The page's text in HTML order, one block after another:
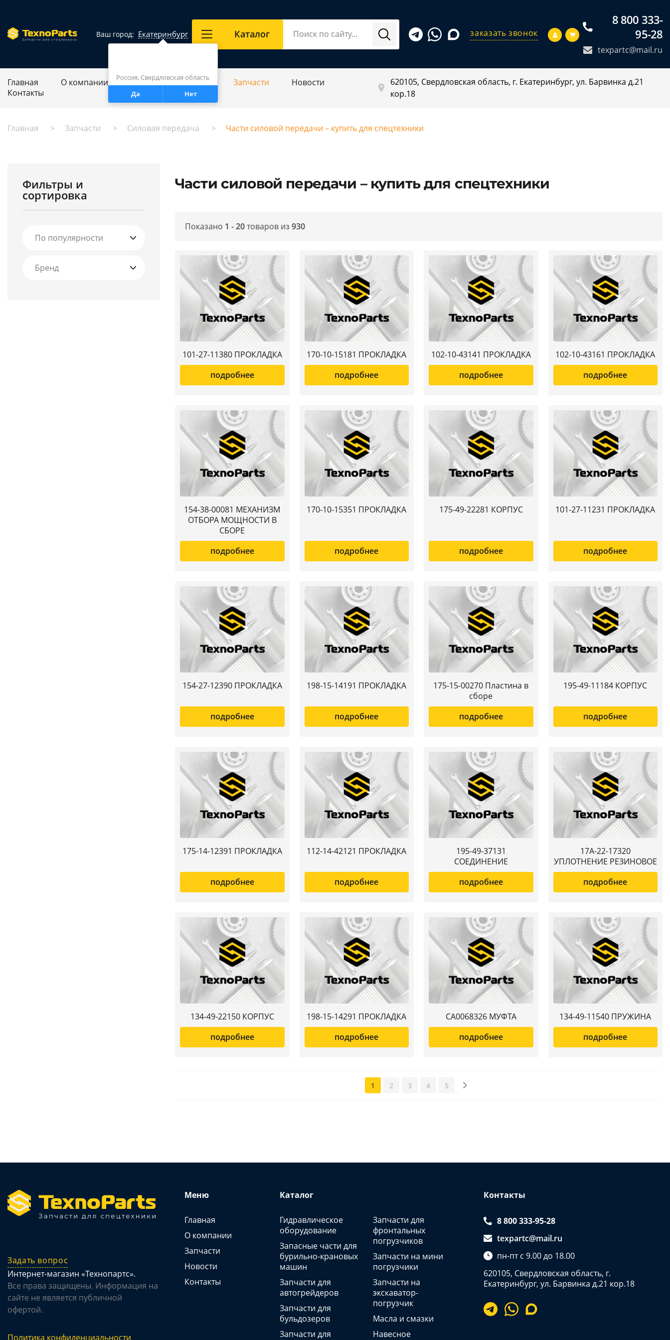
Ваш город: Екатеринбург
Россия, Свердловская область
Да
Нет
Каталог заказать звонок
8 800 333-
95-28
texpartc@mail.ru
Главная О компании Ремонт спецтехники Запчасти
Новости
Контакты
620105, Свердловская область, г. Екатеринбург, ул. Барвинка д.21
кор.18
Главная Запчасти Силовая передача Части силовой передачи – купить для спецтехники
Фильтры и
сортировка
Бренд
Части силовой передачи – купить для спецтехники
101-27-11380 ПРОКЛАДКА
подробнее
170-10-15181 ПРОКЛАДКА
подробнее
102-10-43141 ПРОКЛАДКА
подробнее
102-10-43161 ПРОКЛАДКА
подробнее
154-38-00081 МЕХАНИЗМ
ОТБОРА МОЩНОСТИ В
СБОРЕ
подробнее
170-10-15351 ПРОКЛАДКА
подробнее
175-49-22281 КОРПУС
подробнее
101-27-11231 ПРОКЛАДКА
подробнее
154-27-12390 ПРОКЛАДКА
подробнее
198-15-14191 ПРОКЛАДКА
подробнее
175-15-00270 Пластина в
сборе
подробнее
195-49-11184 КОРПУС
подробнее
175-14-12391 ПРОКЛАДКА
подробнее
112-14-42121 ПРОКЛАДКА
подробнее
195-49-37131
СОЕДИНЕНИЕ
подробнее
17A-22-17320
УПЛОТНЕНИЕ РЕЗИНОВОЕ
подробнее
134-49-22150 КОРПУС
подробнее
198-15-14291 ПРОКЛАДКА
подробнее
CA0068326 МУФТА
подробнее
134-49-11540 ПРУЖИНА
подробнее
Показано 1 - 20товаров из 930
1 2 3 4 5
Задать вопрос
Интернет-магазин «Технопартс».
Все права защищены. Информация на
сайте не является публичной
офертой.
Политика конфиденциальности
Меню
Главная
О компании
Запчасти
Новости
Контакты
Каталог
Гидравлическое
оборудование
Запасные части для
бурильно-крановых
машин
Запчасти для
автогрейдеров
Запчасти для
бульдозеров
Запчасти для
Запчасти для
фронтальных
погрузчиков
Запчасти на мини
погрузчики
Запчасти на
экскаватор-
погрузчик
Масла и смазки
Навесное
Контакты
8 800 333-95-28
texpartc@mail.ru
пн-пт с 9.00 до 18.00
620105, Свердловская область, г.
Екатеринбург, ул. Барвинка д.21 кор.18